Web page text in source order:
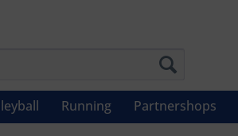
Running Partnershops